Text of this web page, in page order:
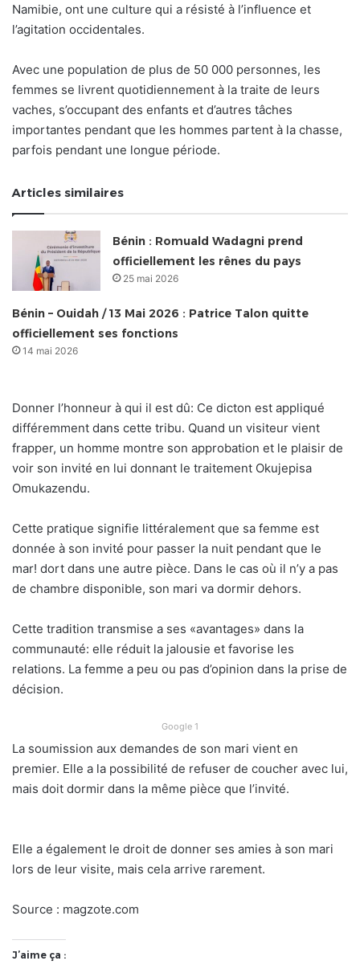
Namibie, ont une culture qui a résisté à l’influence et
l’agitation occidentales.
Avec une population de plus de 50 000 personnes, les
femmes se livrent quotidiennement à la traite de leurs
vaches, s’occupant des enfants et d’autres tâches
importantes pendant que les hommes partent à la chasse,
parfois pendant une longue période.
Articles similaires
Bénin : Romuald Wadagni prend
officiellement les rênes du pays
25 mai 2026
Bénin – Ouidah / 13 Mai 2026 : Patrice Talon quitte
officiellement ses fonctions
14 mai 2026
Donner l’honneur à qui il est dû: Ce dicton est appliqué
différemment dans cette tribu. Quand un visiteur vient
frapper, un homme montre son approbation et le plaisir de
voir son invité en lui donnant le traitement Okujepisa
Omukazendu.
Cette pratique signifie littéralement que sa femme est
donnée à son invité pour passer la nuit pendant que le
mar! dort dans une autre pièce. Dans le cas où il n’y a pas
de chambre disponible, son mari va dormir dehors.
Cette tradition transmise a ses «avantages» dans la
communauté: elle réduit la jalousie et favorise les
relations. La femme a peu ou pas d’opinion dans la prise de
décision.
Google 1
La soumission aux demandes de son mari vient en
premier. Elle a la possibilité de refuser de coucher avec lui,
mais doit dormir dans la même pièce que l’invité.
Elle a également le droit de donner ses amies à son mari
lors de leur visite, mais cela arrive rarement.
Source : magzote.com
J’aime ça :